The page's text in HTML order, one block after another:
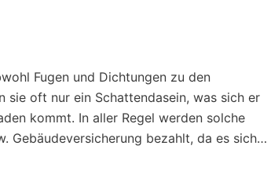
Fugen und Dichtungen zu den
sie oft nur ein Schattendasein, was sich er
kommt. In aller Regel werden solche
Gebäudeversicherung bezahlt, da es sich…